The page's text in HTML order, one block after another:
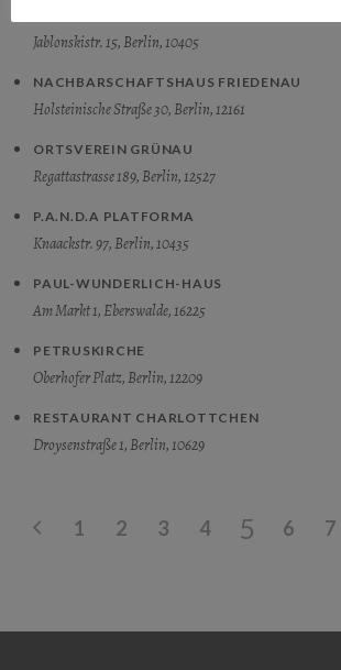
Jablonskistr. 15, Berlin, 10405
NACHBARSCHAFTSHAUS FRIEDENAU
Holsteinische Straße 30, Berlin, 12161
ORTSVEREIN GRÜNAU
Regattastrasse 189, Berlin, 12527
P.A.N.D.A PLATFORMA
Knaackstr. 97, Berlin, 10435
PAUL-WUNDERLICH-HAUS
Am Markt 1, Eberswalde, 16225
PETRUSKIRCHE
Oberhofer Platz, Berlin, 12209
RESTAURANT CHARLOTTCHEN
Droysenstraße 1, Berlin, 10629
1 2 3 4 5 6 7